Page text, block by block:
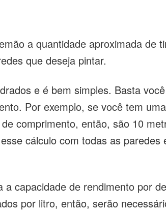
a quantidade aproximada de
que deseja pintar.
e é bem simples. Basta
Por exemplo, se você tem
comprimento, então, são 10
cálculo com todas as paredes
capacidade de rendimento por
por litro, então, serão